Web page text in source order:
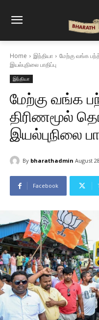
Home இந்தியா
மேற்கு வங்க
இயல்புநிலை பாதிப்பு
இந்தியா
மேற்கு வங்க
திரிணமூல்
இயல்புநிலை
By bharathadmin August
Facebook